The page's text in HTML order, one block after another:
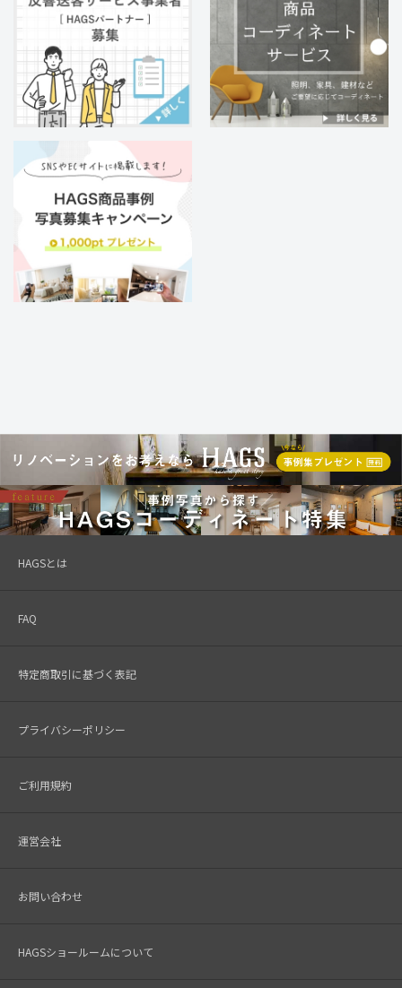
HAGSとは
FAQ
特定商取引に基づく表記
プライバシーポリシー
ご利用規約
運営会社
お問い合わせ
HAGSショールームについて